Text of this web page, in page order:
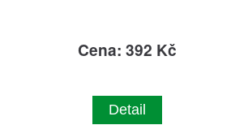
Cena: 392 Kč
Detail